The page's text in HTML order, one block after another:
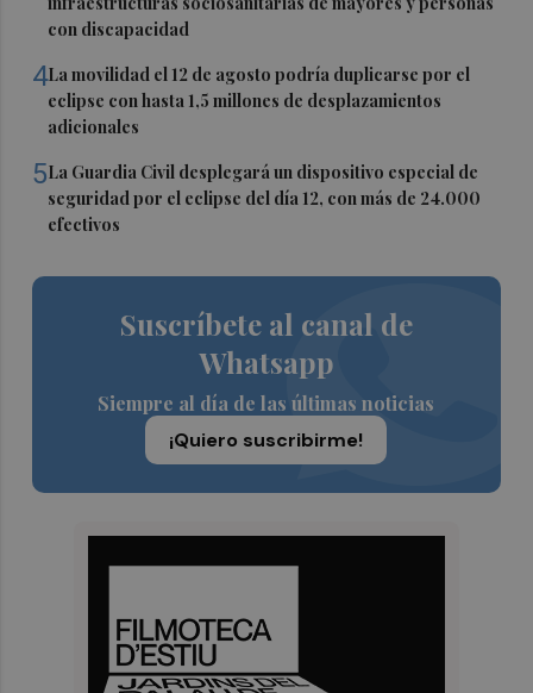
con discapacidad
4La movilidad el 12 de agosto podría duplicarse por el
eclipse con hasta 1,5 millones de desplazamientos
adicionales
5La Guardia Civil desplegará un dispositivo especial de
seguridad por el eclipse del día 12, con más de 24.000
efectivos
Suscríbete al canal de
Whatsapp
Siempre al día de las últimas noticias
¡Quiero suscribirme!